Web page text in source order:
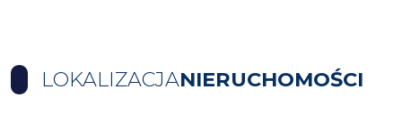
LOKALIZACJANIERUCHOMOŚCI